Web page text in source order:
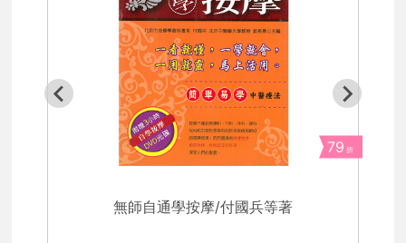
79 折
無師自通學按摩/付國兵等著